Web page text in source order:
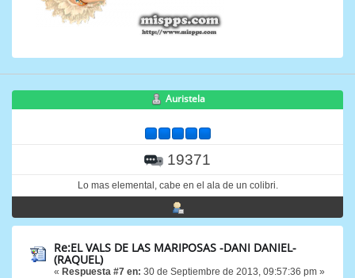
Auristela
19371
Lo mas elemental, cabe en el ala de un colibri.
Re:EL VALS DE LAS MARIPOSAS -DANI DANIEL-
(RAQUEL)
« Respuesta #7 en: 30 de Septiembre de 2013, 09:57:36 pm »